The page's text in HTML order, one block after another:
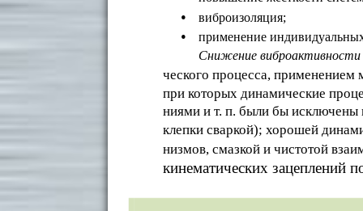
• виброизоляция;
•
применение
Снижение
ческого процесса,
при которых динамические
ниями и т. п. были бы
клепки сваркой); хорошей
низмов, смазкой и чистотой
кинематических зацеплений